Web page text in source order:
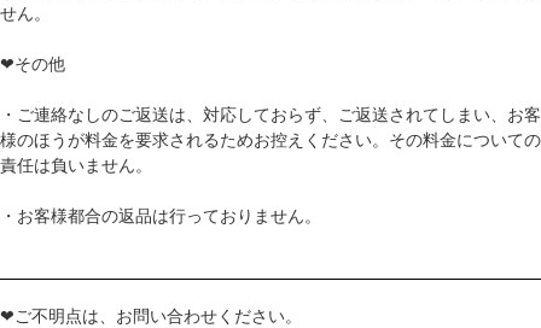
せん。
❤その他
・ご連絡なしのご返送は、対応しておらず、ご返送されてしまい、お客
様のほうが料金を要求されるためお控えください。その料金についての
責任は負いません。
・お客様都合の返品は行っておりません。
❤ご不明点は、お問い合わせください。